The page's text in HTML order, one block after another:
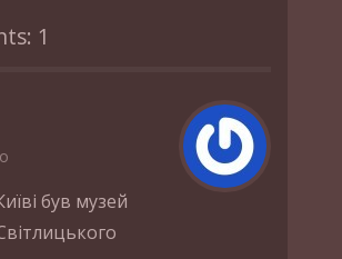
1
був музей